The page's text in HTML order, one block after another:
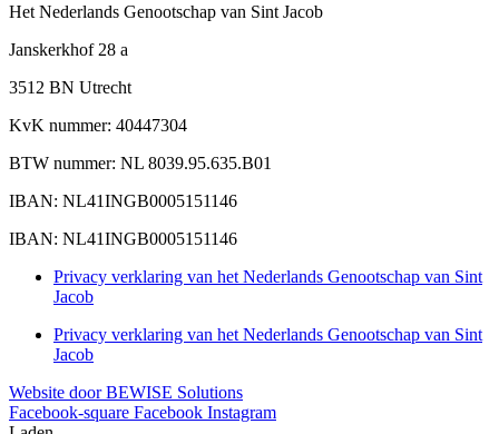
Het Nederlands Genootschap van Sint Jacob
Janskerkhof 28 a
3512 BN Utrecht
KvK nummer: 40447304
BTW nummer: NL 8039.95.635.B01
IBAN: NL41INGB0005151146
IBAN: NL41INGB0005151146
Privacy verklaring van het Nederlands Genootschap van Sint
Jacob
Privacy verklaring van het Nederlands Genootschap van Sint
Jacob
Website door BEWISE Solutions
Facebook-square Facebook Instagram